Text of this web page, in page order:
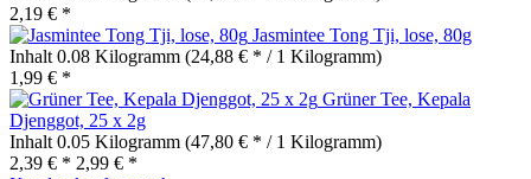
2,19 € *
Jasmintee Tong Tji, lose, 80g
Inhalt 0.08 Kilogramm (24,88 € * / 1 Kilogramm)
1,99 € *
Grüner Tee, Kepala
Djenggot, 25 x 2g
Inhalt 0.05 Kilogramm (47,80 € * / 1 Kilogramm)
2,39 € * 2,99 € *